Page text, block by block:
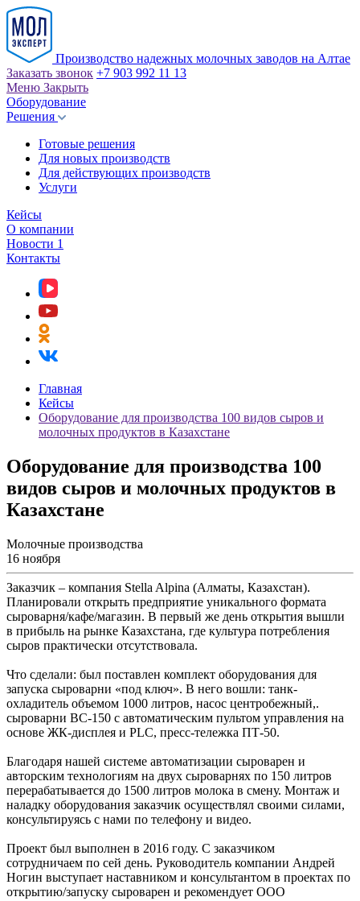
Производство надежных молочных заводов на Алтае
Заказать звонок +7 903 992 11 13
Меню Закрыть
Оборудование
Решения
Готовые решения
Для новых производств
Для действующих производств
Услуги
Кейсы
О компании
Новости 1
Контакты
Главная
Кейсы
Оборудование для производства 100 видов сыров и
молочных продуктов в Казахстане
Оборудование для производства 100
видов сыров и молочных продуктов в
Казахстане
Молочные производства
16 ноября
Заказчик – компания Stella Alpina (Алматы, Казахстан).
Планировали открыть предприятие уникального формата
сыроварня/кафе/магазин. В первый же день открытия вышли
в прибыль на рынке Казахстана, где культура потребления
сыров практически отсутствовала.
Что сделали: был поставлен комплект оборудования для
запуска сыроварни «под ключ». В него вошли: танк-
охладитель объемом 1000 литров, насос центробежный,.
сыроварни ВС-150 с автоматическим пультом управления на
основе ЖК-дисплея и PLC, пресс-тележка ПТ-50.
Благодаря нашей системе автоматизации сыроварен и
авторским технологиям на двух сыроварнях по 150 литров
перерабатывается до 1500 литров молока в смену. Монтаж и
наладку оборудования заказчик осуществлял своими силами,
консультируясь с нами по телефону и видео.
Проект был выполнен в 2016 году. С заказчиком
сотрудничаем по сей день. Руководитель компании Андрей
Ногин выступает наставником и консультантом в проектах по
открытию/запуску сыроварен и рекомендует ООО